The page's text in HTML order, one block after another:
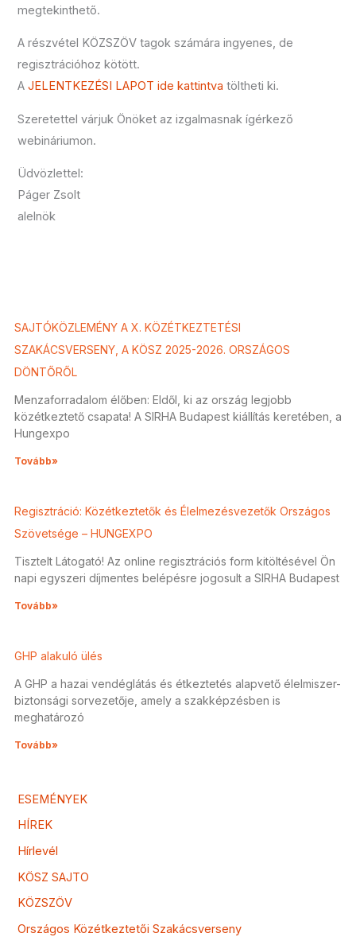
megtekinthető.
A részvétel KÖZSZÖV tagok számára ingyenes, de
regisztrációhoz kötött.
AJELENTKEZÉSI LAPOT ide kattintva töltheti ki.
Szeretettel várjuk Önöket az izgalmasnak ígérkező
webináriumon.
Üdvözlettel:
Páger Zsolt
alelnök
SAJTÓKÖZLEMÉNY A X. KÖZÉTKEZTETÉSI
SZAKÁCSVERSENY, A KÖSZ 2025-2026. ORSZÁGOS
DÖNTŐRŐL
Menzaforradalom élőben: Eldől, ki az ország legjobb
közétkeztető csapata! A SIRHA Budapest kiállítás keretében, a
Hungexpo
Tovább»
Regisztráció: Közétkeztetők és Élelmezésvezetők Országos
Szövetsége – HUNGEXPO
Tisztelt Látogató! Az online regisztrációs form kitöltésével Ön
napi egyszeri díjmentes belépésre jogosult a SIRHA Budapest
Tovább»
GHP alakuló ülés
A GHP a hazai vendéglátás és étkeztetés alapvető élelmiszer-
biztonsági sorvezetője, amely a szakképzésben is
meghatározó
Tovább»
ESEMÉNYEK
HÍREK
Hírlevél
KÖSZ SAJTO
KÖZSZÖV
Országos Közétkeztetői Szakácsverseny